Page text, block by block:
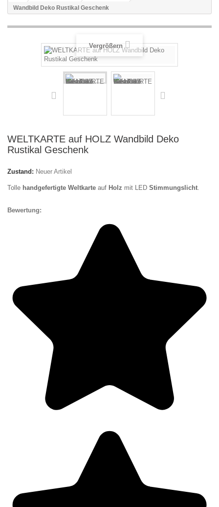
Wandbild Deko Rustikal Geschenk
Vergrößern
WELTKARTE auf HOLZ Wandbild Deko
Rustikal Geschenk
Zustand: Neuer Artikel
Tolle handgefertigte Weltkarte auf Holz mit LED Stimmungslicht.
Bewertung: